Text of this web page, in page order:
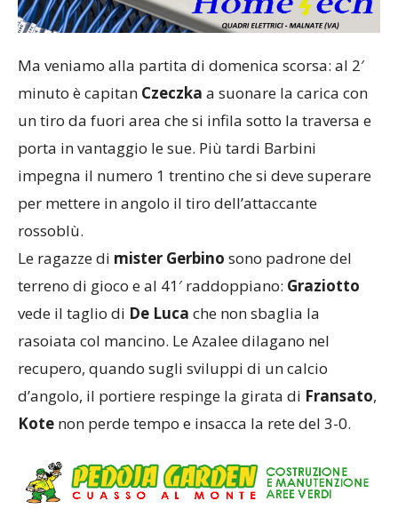
Ma veniamo alla partita di domenica scorsa: al 2′
minuto è capitan Czeczka a suonare la carica con
un tiro da fuori area che si infila sotto la traversa e
porta in vantaggio le sue. Più tardi Barbini
impegna il numero 1 trentino che si deve superare
per mettere in angolo il tiro dell’attaccante
rossoblù.
Le ragazze di mister Gerbino sono padrone del
terreno di gioco e al 41′ raddoppiano: Graziotto
vede il taglio di De Luca che non sbaglia la
rasoiata col mancino. Le Azalee dilagano nel
recupero, quando sugli sviluppi di un calcio
d’angolo, il portiere respinge la girata di Fransato,
Kote non perde tempo e insacca la rete del 3-0.